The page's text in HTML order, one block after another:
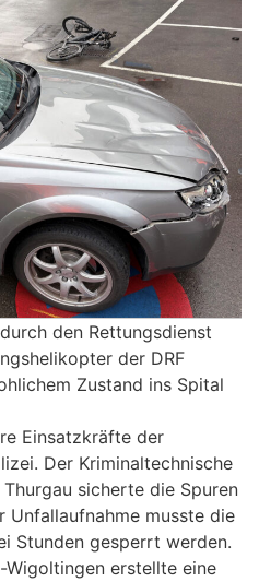
den Rettungsdienst
der DRF
Zustand ins Spital
Einsatzkräfte der
Der Kriminaltechnische
sicherte die Spuren
Unfallaufnahme musste die
Stunden gesperrt werden.
Wigoltingen erstellte eine